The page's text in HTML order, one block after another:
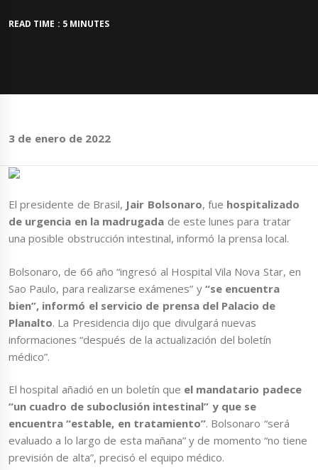
READ TIME : 5 MINUTES
3 de enero de 2022
El presidente de Brasil, Jair Bolsonaro, fue hospitalizado
de urgencia en la madrugada de este lunes para tratar
una posible obstrucción intestinal, informó la prensa local.
Bolsonaro, de 66 año “ingresó al Hospital Vila Nova Star, en
Sao Paulo, para realizarse exámenes” y “se encuentra
bien”, informó el servicio de prensa del Palacio de
Planalto. La Presidencia dijo que divulgará nuevas
informaciones “después de la actualización del boletín
médico”.
El hospital añadió en un boletín que el mandatario padece
“un cuadro de suboclusión intestinal” y que se
encuentra “estable, en tratamiento”. Bolsonaro “será
evaluado a lo largo de esta mañana” y de momento “no tiene
previsión de alta”, precisó el equipo médico.